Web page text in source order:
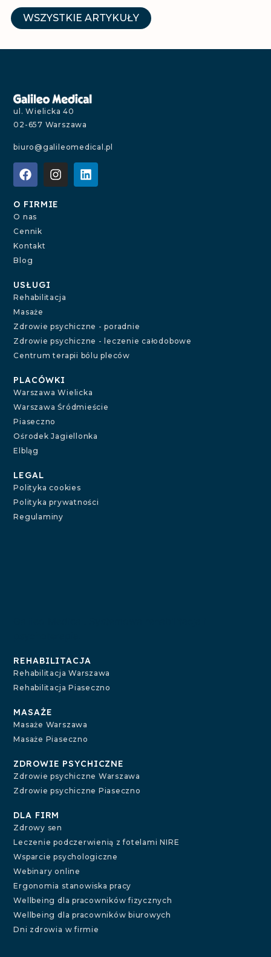
WSZYSTKIE ARTYKUŁY
ul. Wielicka 40
02-657 Warszawa
biuro@galileomedical.pl
O FIRMIE
O nas
Cennik
Kontakt
Blog
USŁUGI
Rehabilitacja
Masaże
Zdrowie psychiczne - poradnie
Zdrowie psychiczne - leczenie całodobowe
Centrum terapii bólu pleców
PLACÓWKI
Warszawa Wielicka
Warszawa Śródmieście
Piaseczno
Ośrodek Jagiellonka
Elbląg
LEGAL
Polityka cookies
Polityka prywatności
Regulaminy
REHABILITACJA
Rehabilitacja Warszawa
Rehabilitacja Piaseczno
MASAŻE
Masaże Warszawa
Masaże Piaseczno
ZDROWIE PSYCHICZNE
Zdrowie psychiczne Warszawa
Zdrowie psychiczne Piaseczno
DLA FIRM
Zdrowy sen
Leczenie podczerwienią z fotelami NIRE
Wsparcie psychologiczne
Webinary online
Ergonomia stanowiska pracy
Wellbeing dla pracowników fizycznych
Wellbeing dla pracowników biurowych
Dni zdrowia w firmie